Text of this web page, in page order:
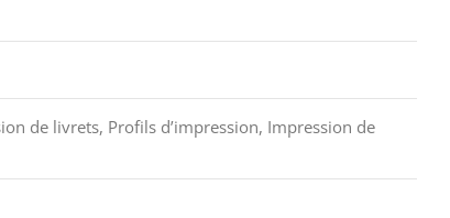
de livrets, Profils d’impression, Impression de